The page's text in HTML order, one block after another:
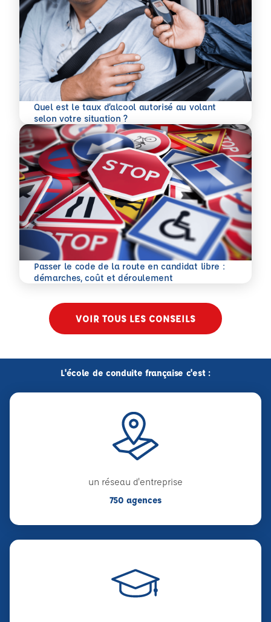
Quel est le taux d’alcool autorisé au volant
selon votre situation ?
En savoir plus
Passer le code de la route en candidat libre :
démarches, coût et déroulement
En savoir plus
VOIR TOUS LES CONSEILS
L'école de conduite française c'est :
un réseau d'entreprise
750 agences